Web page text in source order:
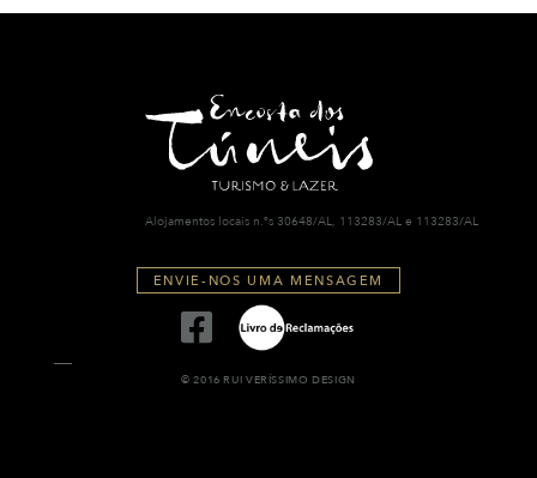
Alojamentos locais n.ºs 30648/AL, 113283/AL e 113283/AL
ENVIE-NOS UMA MENSAGEM
© 2016 RUI VERÍSSIMO DESIGN